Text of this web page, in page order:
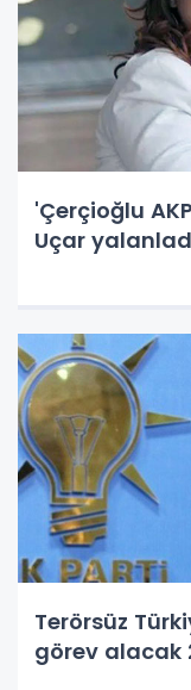
'Çerçioğlu
Uçar
Terörsüz
görev alacak